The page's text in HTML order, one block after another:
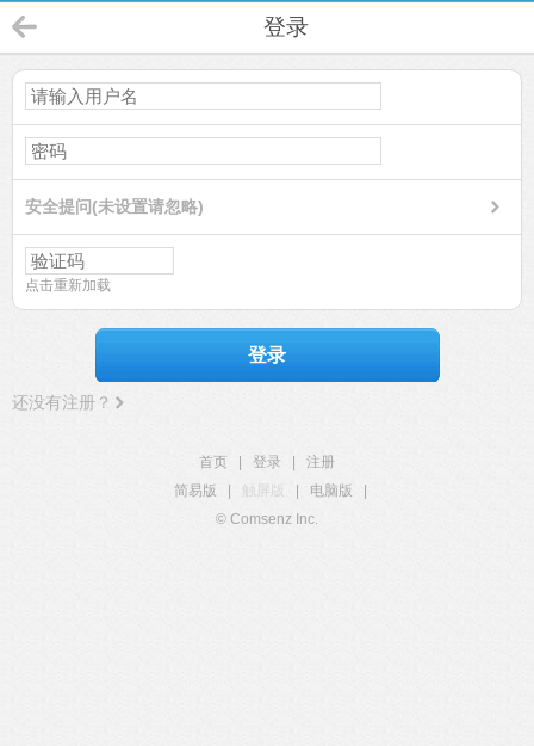
登录
安全提问(未设置请忽略)
点击重新加载
登录
还没有注册？
首页 登录
注册
简易版
触屏版 电脑版
© Comsenz Inc.